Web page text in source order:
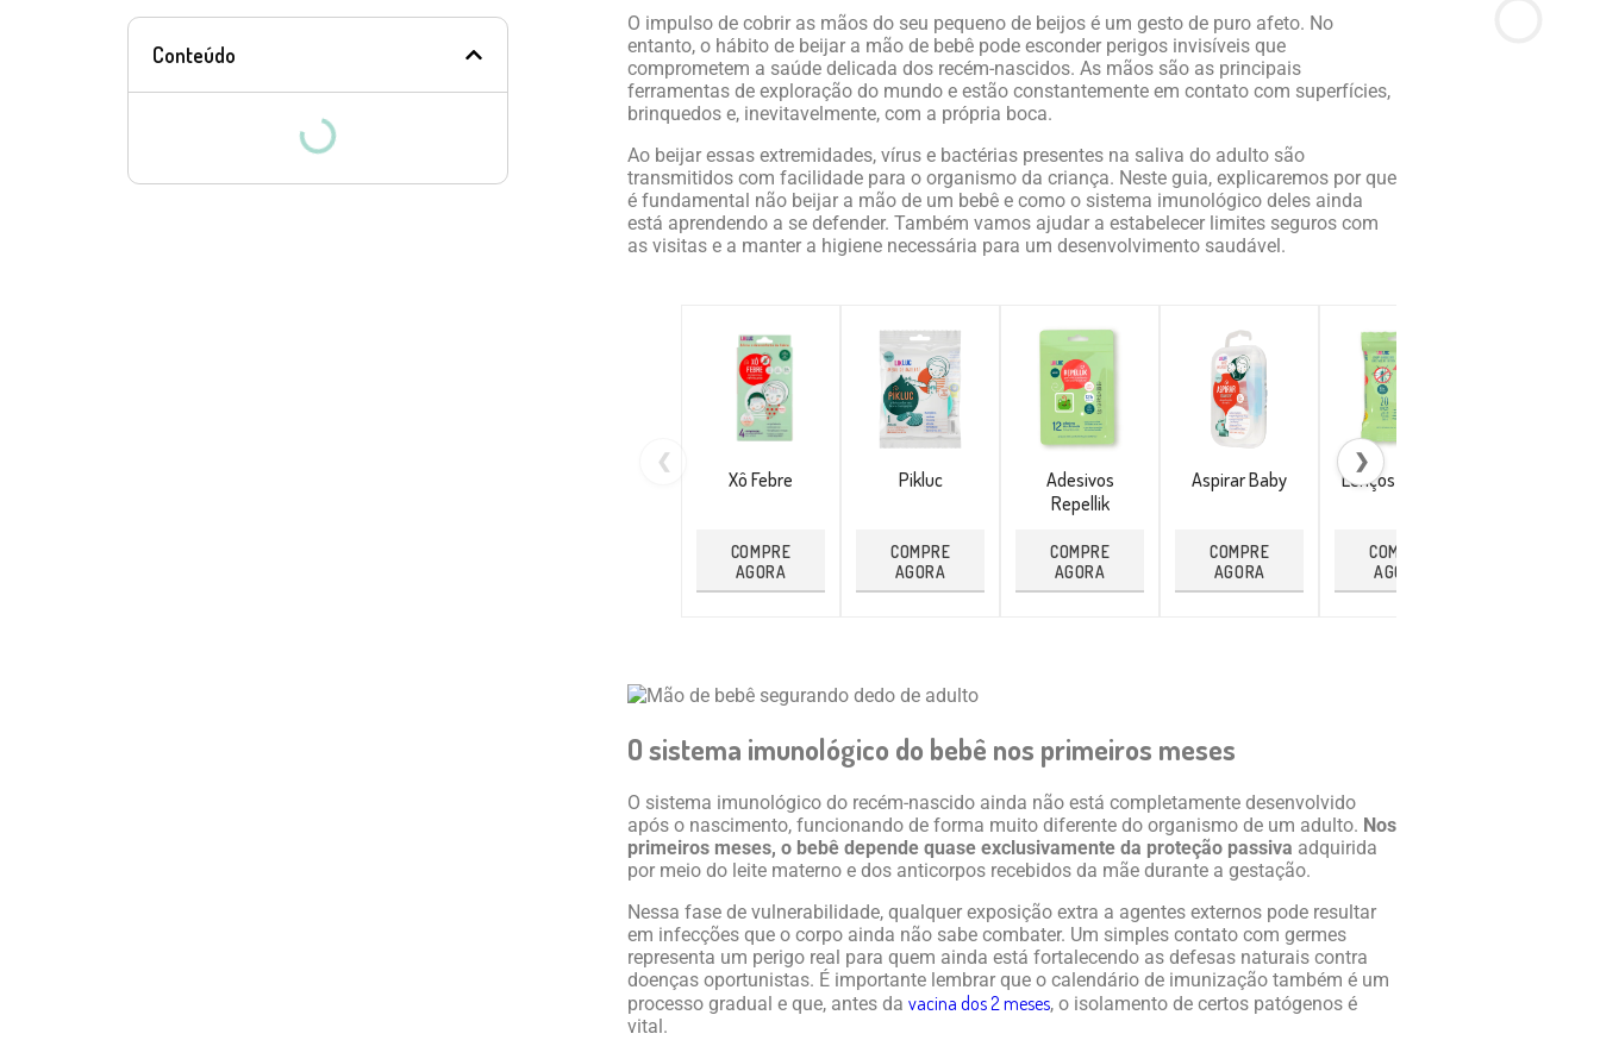
Conteúdo
O impulso de cobrir as mãos do seu pequeno de beijos é um gesto de puro afeto. No
entanto, o hábito de beijar a mão de bebê pode esconder perigos invisíveis que
comprometem a saúde delicada dos recém-nascidos. As mãos são as principais
ferramentas de exploração do mundo e estão constantemente em contato com superfícies,
brinquedos e, inevitavelmente, com a própria boca.
Ao beijar essas extremidades, vírus e bactérias presentes na saliva do adulto são
transmitidos com facilidade para o organismo da criança. Neste guia, explicaremos por que
é fundamental não beijar a mão de um bebê e como o sistema imunológico deles ainda
está aprendendo a se defender. Também vamos ajudar a estabelecer limites seguros com
as visitas e a manter a higiene necessária para um desenvolvimento saudável.
❮
Xô Febre
COMPRE
AGORA
Pikluc
COMPRE
AGORA
Adesivos
Repellik
COMPRE
AGORA
Aspirar Baby
COMPRE
AGORA
Lenços Repellik
COMPRE
AGORA
❯
O sistema imunológico do bebê nos primeiros meses
O sistema imunológico do recém-nascido ainda não está completamente desenvolvido
após o nascimento, funcionando de forma muito diferente do organismo de um adulto. Nos
primeiros meses, o bebê depende quase exclusivamente da proteção passiva adquirida
por meio do leite materno e dos anticorpos recebidos da mãe durante a gestação.
Nessa fase de vulnerabilidade, qualquer exposição extra a agentes externos pode resultar
em infecções que o corpo ainda não sabe combater. Um simples contato com germes
representa um perigo real para quem ainda está fortalecendo as defesas naturais contra
doenças oportunistas. É importante lembrar que o calendário de imunização também é um
processo gradual e que, antes da vacina dos 2 meses, o isolamento de certos patógenos é
vital.